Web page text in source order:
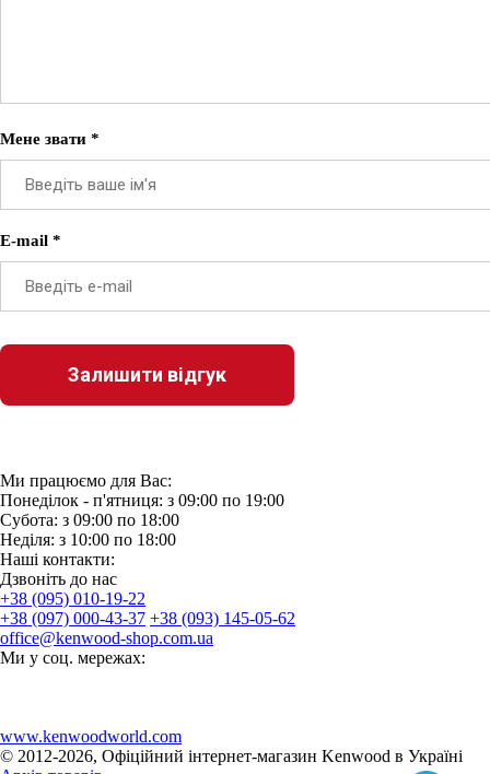
Мене звати *
E-mail *
Ми працюємо для Вас:
Понеділок - п'ятниця: з 09:00 по 19:00
Субота: з 09:00 по 18:00
Неділя: з 10:00 по 18:00
Наші контакти:
Дзвонiть до нас
+38 (095) 010-19-22
+38 (097) 000-43-37 +38 (093) 145-05-62
office@kenwood-shop.com.ua
Ми у соц. мережах:
www.kenwoodworld.com
© 2012-2026, Офіційний інтернет-магазин Kenwood в Україні